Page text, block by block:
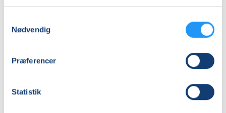
Nødvendig
Præferencer
Statistik